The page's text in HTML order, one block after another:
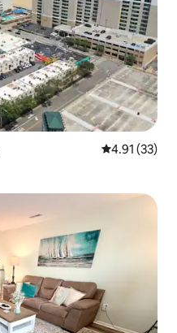
Calificación
4.91 (33)